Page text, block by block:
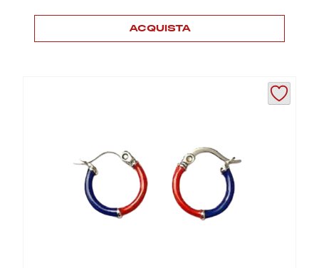
ACQUISTA